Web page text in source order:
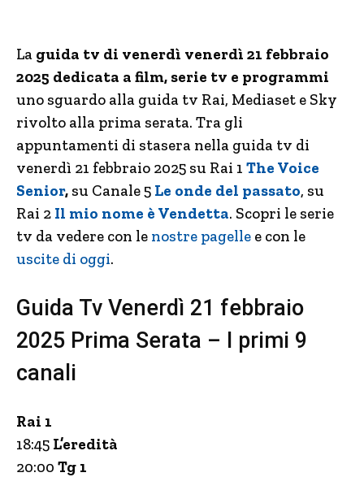
La guida tv di venerdì venerdì 21 febbraio
2025 dedicata a film, serie tv e programmi
uno sguardo alla guida tv Rai, Mediaset e Sky
rivolto alla prima serata. Tra gli
appuntamenti di stasera nella guida tv di
venerdì 21 febbraio 2025 su Rai 1 The Voice
Senior, su Canale 5 Le onde del passato, su
Rai 2 Il mio nome è Vendetta. Scopri le serie
tv da vedere con le nostre pagelle e con le
uscite di oggi.
Guida Tv Venerdì 21 febbraio
2025 Prima Serata – I primi 9
canali
Rai 1
18:45 L’eredità
20:00 Tg 1